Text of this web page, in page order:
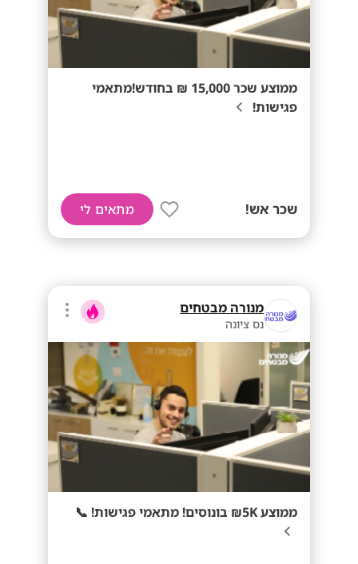
ממוצע שכר 15,000 ₪ בחודש!מתאמי
פגישות!
שכר אש! מתאים לי
מנורה מבטחים
נס ציונה
ממוצע 5K₪ בונוסים! מתאמי פגישות! 📞